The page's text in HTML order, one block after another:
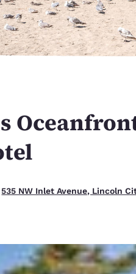
Español
English
535 NW Inlet Avenue, Lincoln